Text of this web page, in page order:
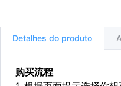
Detalhes do produto
购买流程